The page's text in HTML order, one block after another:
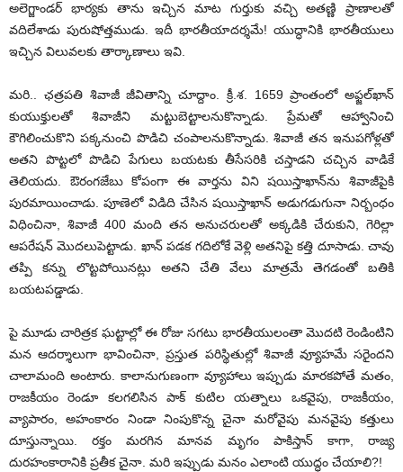
అలెగ్జాండర్ భార్యకు తాను ఇచ్చిన మాట గుర్తుకు వచ్చి అతణ్ణి ప్రాణాలతో
వదిలేశాడు పురుషోత్తముడు. ఇదీ భారతీయాదర్శమే! యుద్ధానికి భారతీయులు
ఇచ్చిన విలువలకు తార్కాణాలు ఇవి.
మరి.. ఛత్రపతి శివాజీ జీవితాన్ని చూద్దాం. క్రీ.శ. 1659 ప్రాంతంలో అఫ్జల్‌ఖాన్
కుయుక్తులతో శివాజీని మట్టుబెట్టాలనుకొన్నాడు. ప్రేమతో ఆహ్వానించి
కౌగిలించుకొని పక్కనుంచి పొడిచి చంపాలనుకొన్నాడు. శివాజీ తన ఇనుపగోళ్లతో
అతని పొట్టలో పొడిచి పేగులు బయటకు తీసేసరికి చస్తాడని చచ్చిన వాడికే
తెలియదు. ఔరంగజేబు కోపంగా ఈ వార్తను విని షయిస్తాఖాన్‌ను శివాజీపైకి
పురమాయించాడు. పూణెలో విడిది చేసిన షయిస్తాఖాన్ అడుగడుగునా నిర్బంధం
విధించినా, శివాజీ 400 మంది తన అనుచరులతో అక్కడికి చేరుకుని, గెరిల్లా
ఆపరేషన్ మొదలుపెట్టాడు. ఖాన్ పడక గదిలోకే వెళ్లి అతనిపై కత్తి దూసాడు. చావు
తప్పి కన్ను లొట్టపోయినట్లు అతని చేతి వేలు మాత్రమే తెగడంతో బతికి
బయటపడ్డాడు.
పై మూడు చారిత్రక ఘట్టాల్లో ఈ రోజు సగటు భారతీయులంతా మొదటి రెండింటిని
మన ఆదర్శాలుగా భావించినా, ప్రస్తుత పరిస్థితుల్లో శివాజీ వ్యూహమే సరైందని
చాలామంది అంటారు. కాలానుగుణంగా వ్యూహాలు ఇప్పుడు మారకపోతే మతం,
రాజకీయం రెండూ కలగలిసిన పాక్ కుటిల యత్నాలు ఒకవైపు, రాజకీయం,
వ్యాపారం, అహంకారం నిండా నింపుకొన్న చైనా మరోవైపు మనవైపు కత్తులు
దూస్తున్నాయి. రక్తం మరగిన మానవ మృగం పాకిస్తాన్ కాగా, రాజ్య
దురహంకారానికి ప్రతీక చైనా. మరి ఇప్పుడు మనం ఎలాంటి యుద్ధం చేయాలి?!